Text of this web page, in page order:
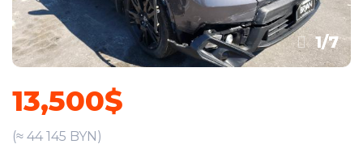
1/7
13,500$
(≈ 44 145 BYN)